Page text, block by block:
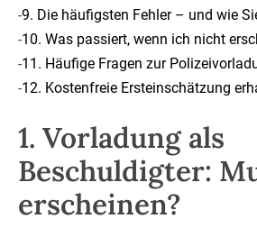
-9. Die häufigsten Fehler – und wie
-10. Was passiert, wenn ich nicht
-11. Häufige Fragen zur
-12. Kostenfreie Ersteinschätzung
1. Vorladung als
Beschuldigter:
erscheinen?